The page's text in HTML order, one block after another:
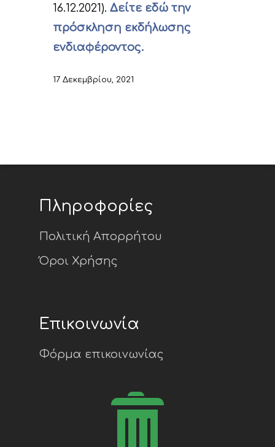
16.12.2021).Δείτε εδώ την
πρόσκληση εκδήλωσης
ενδιαφέροντος.
17 Δεκεμβρίου, 2021
Πληροφορίες
Πολιτική Απορρήτου
Όροι Χρήσης
Επικοινωνία
Φόρμα επικοινωνίας
παρακολούθησης
προόδου του
Χρήσιμοι